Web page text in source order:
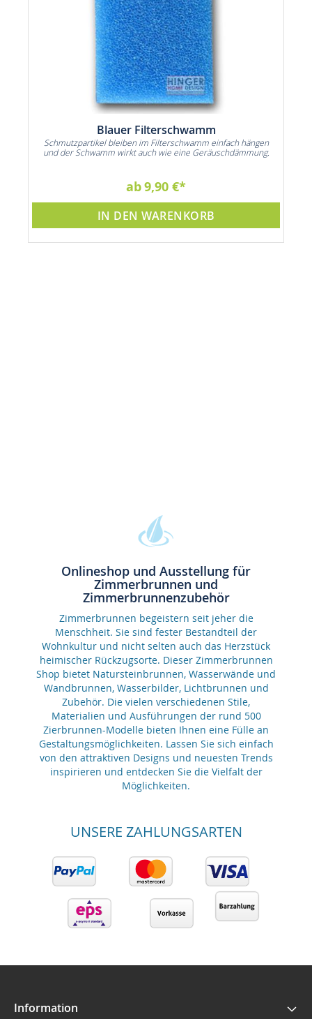
Blauer Filterschwamm
Schmutzpartikel bleiben im Filterschwamm einfach hängen
und der Schwamm wirkt auch wie eine Geräuschdämmung.
ab9,90 €
IN DEN WARENKORB
Onlineshop und Ausstellung für
Zimmerbrunnen und
Zimmerbrunnenzubehör
Zimmerbrunnen begeistern seit jeher die
Menschheit. Sie sind fester Bestandteil der
Wohnkultur und nicht selten auch das Herzstück
heimischer Rückzugsorte. Dieser Zimmerbrunnen
Shop bietet Natursteinbrunnen, Wasserwände und
Wandbrunnen, Wasserbilder, Lichtbrunnen und
Zubehör. Die vielen verschiedenen Stile,
Materialien und Ausführungen der rund 500
Zierbrunnen-Modelle bieten Ihnen eine Fülle an
Gestaltungsmöglichkeiten. Lassen Sie sich einfach
von den attraktiven Designs und neuesten Trends
inspirieren und entdecken Sie die Vielfalt der
Möglichkeiten.
UNSERE ZAHLUNGSARTEN
Information